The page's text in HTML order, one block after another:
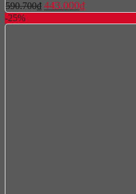
590.700₫ Giá
gốc
là:
443.000₫Giá
hiện
tại
-25%